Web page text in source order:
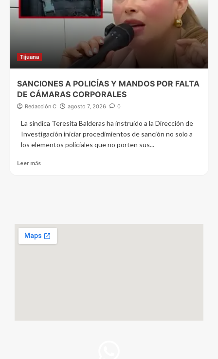
Tijuana
SANCIONES A POLICÍAS Y MANDOS POR FALTA
DE CÁMARAS CORPORALES
Redacción C agosto 7, 2026 0
La síndica Teresita Balderas ha instruido a la Dirección de
Investigación iniciar procedimientos de sanción no solo a
los elementos policiales que no porten sus...
Leer más